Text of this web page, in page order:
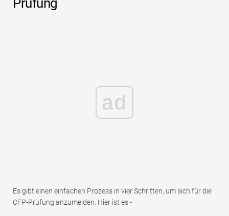
Prüfung
ad
Es gibt einen einfachen Prozess in vier Schritten, um sich für die
CFP-Prüfung anzumelden. Hier ist es -